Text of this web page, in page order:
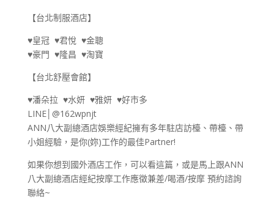
【台北制服酒店】
♥皇冠 ♥君悅 ♥金聰
♥豪門 ♥隆昌 ♥淘寶
【台北舒壓會館】
♥潘朵拉 ♥水妍 ♥雅妍 ♥好市多
LINE│@162wpnjt
ANN八大副總酒店娛樂經紀擁有多年駐店訪檯、帶檯、帶
小姐經驗，是你(妳)工作的最佳Partner!
如果你想到國外酒店工作，可以看這篇，或是馬上跟ANN
八大副總酒店經紀按摩工作應徵兼差/喝酒/按摩 預約諮詢
聯絡~